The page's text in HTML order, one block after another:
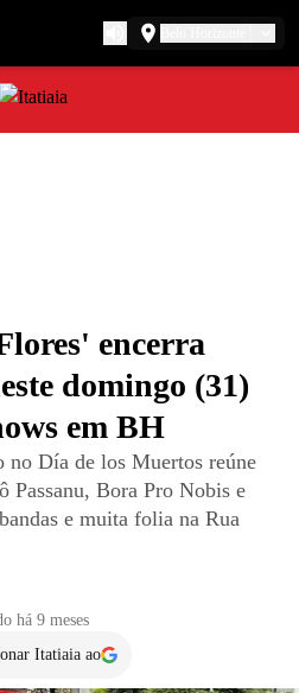
encerra
domingo (31)
em BH
no Día de los Muertos reúne
Passanu, Bora Pro Nobis e
e muita folia na Rua
há 9 meses
Itatiaia ao